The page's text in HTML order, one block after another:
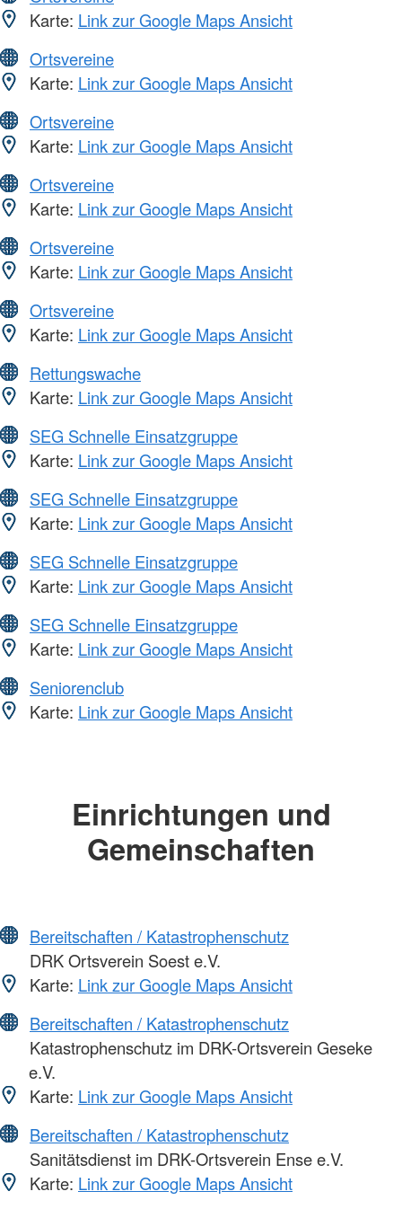
Karte: Link zur Google Maps Ansicht
Ortsvereine
Karte: Link zur Google Maps Ansicht
Ortsvereine
Karte: Link zur Google Maps Ansicht
Ortsvereine
Karte: Link zur Google Maps Ansicht
Ortsvereine
Karte: Link zur Google Maps Ansicht
Ortsvereine
Karte: Link zur Google Maps Ansicht
Rettungswache
Karte: Link zur Google Maps Ansicht
SEG Schnelle Einsatzgruppe
Karte: Link zur Google Maps Ansicht
SEG Schnelle Einsatzgruppe
Karte: Link zur Google Maps Ansicht
SEG Schnelle Einsatzgruppe
Karte: Link zur Google Maps Ansicht
SEG Schnelle Einsatzgruppe
Karte: Link zur Google Maps Ansicht
Seniorenclub
Karte: Link zur Google Maps Ansicht
Einrichtungen und
Gemeinschaften
Bereitschaften / Katastrophenschutz
DRK Ortsverein Soest e.V.
Karte: Link zur Google Maps Ansicht
Bereitschaften / Katastrophenschutz
Katastrophenschutz im DRK-Ortsverein Geseke
e.V.
Karte: Link zur Google Maps Ansicht
Bereitschaften / Katastrophenschutz
Sanitätsdienst im DRK-Ortsverein Ense e.V.
Karte: Link zur Google Maps Ansicht